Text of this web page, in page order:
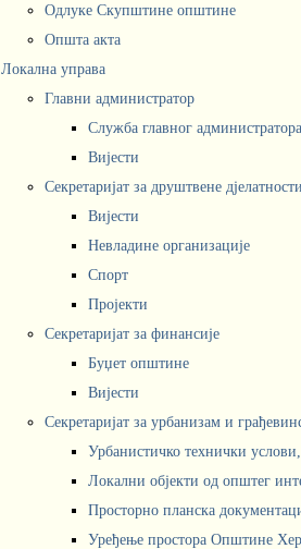
Одлуке Скупштине општине
Општа акта
Локална управа
Главни администратор
Служба главног администратора
Вијести
Секретаријат за друштвене
Вијести
Невладине организације
Спорт
Пројекти
Секретаријат за финансије
Буџет општине
Вијести
Секретаријат за урбанизам и
Урбанистичко технички
Локални објекти од општег
Просторно планска
Уређење простора Општине